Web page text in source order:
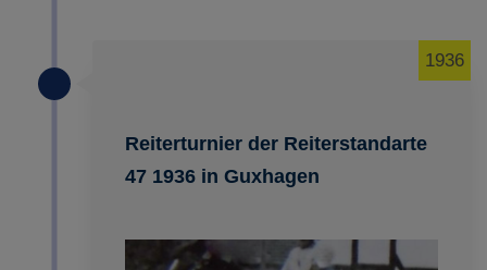
Reiterturnier der Reiterstandarte
47 1936 in Guxhagen
1936